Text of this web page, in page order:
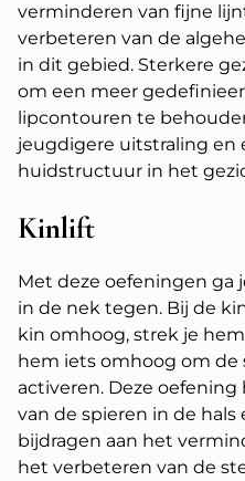
verminderen van fijne
verbeteren van de
in dit gebied. Sterkere
om een meer
lipcontouren te
jeugdigere uitstraling en
huidstructuur in het
Kinlift
Met deze oefeningen ga
in de nek tegen. Bij de
kin omhoog, strek je
hem iets omhoog om de
activeren. Deze
van de spieren in de
bijdragen aan het
het verbeteren van de